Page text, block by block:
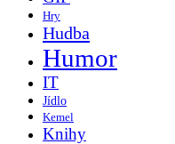
Hry
Hudba
Humor
IT
Jídlo
Kemel
Knihy